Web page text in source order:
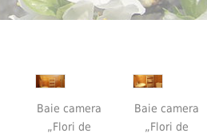
Baie camera
„Flori de
Baie camera
„Flori de